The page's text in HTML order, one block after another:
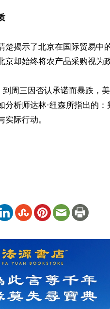
楚揭示了北京在国际贸易中
却始终将农产品采购视为
到周三因否认承诺而暴跌，
分析师达林·纽森所指出的
际行动。